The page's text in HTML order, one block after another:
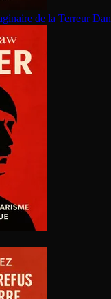
de la Terreur